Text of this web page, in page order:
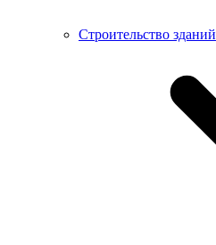
Строительство зданий